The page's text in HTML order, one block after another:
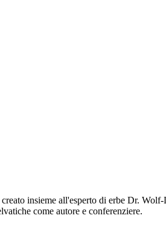
insieme all'esperto di erbe Dr.
come autore e conferenziere.